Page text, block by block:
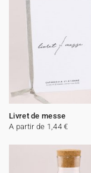
Livret de messe
A partir de 1,44 €